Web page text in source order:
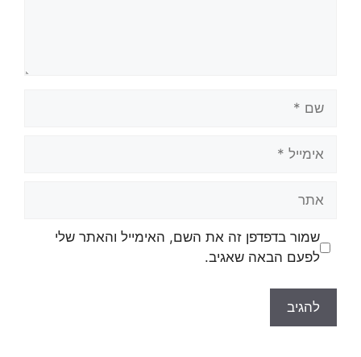
שמור בדפדפן זה את השם, האימייל והאתר שלי
לפעם הבאה שאגיב.